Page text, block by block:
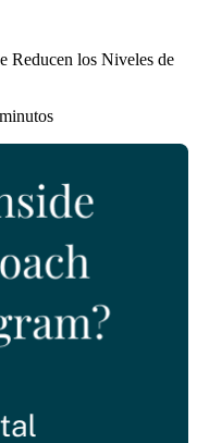
Reducen los Niveles de